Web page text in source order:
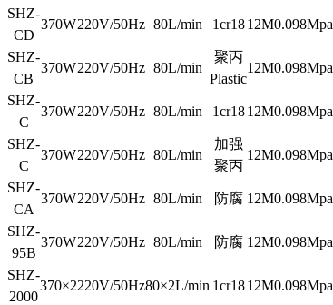
SHZ-
CD
370W220V/50Hz 80L/min 1cr1812M0.098Mpa
SHZ-
CB
370W220V/50Hz 80L/min
聚丙
Plastic
12M0.098Mpa
SHZ-
C
370W220V/50Hz 80L/min 1cr1812M0.098Mpa
SHZ-
C
370W220V/50Hz 80L/min
加强
聚丙
12M0.098Mpa
SHZ-
CA
370W220V/50Hz 80L/min 防腐 12M0.098Mpa
SHZ-
95B
370W220V/50Hz 80L/min 防腐 12M0.098Mpa
SHZ-
2000
370×2220V/50Hz80×2L/min 1cr1812M0.098Mpa